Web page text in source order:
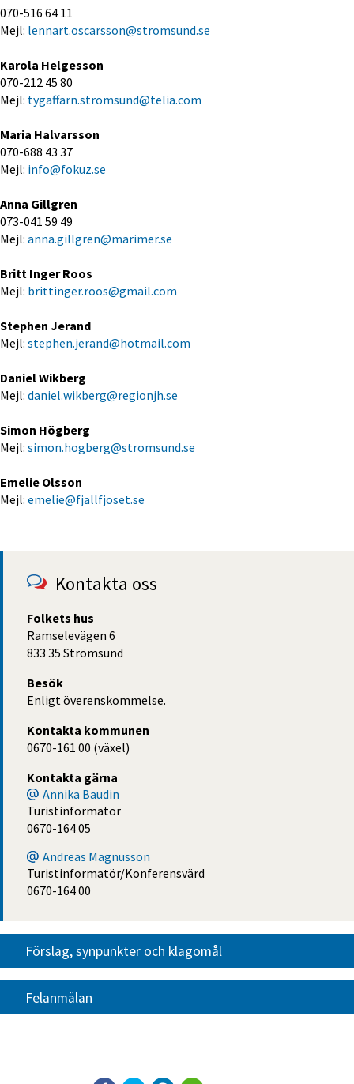
070-516 64 11
Mejl: lennart.oscarsson@stromsund.se
Karola Helgesson
070-212 45 80
Mejl: tygaffarn.stromsund@telia.com
Maria Halvarsson
070-688 43 37
Mejl: info@fokuz.se
Anna Gillgren
073-041 59 49
Mejl: anna.gillgren@marimer.se
Britt Inger Roos
Mejl: brittinger.roos@gmail.com
Stephen Jerand
Mejl: stephen.jerand@hotmail.com
Daniel Wikberg
Mejl: daniel.wikberg@regionjh.se
Simon Högberg
Mejl: simon.hogberg@stromsund.se
Emelie Olsson
Mejl: emelie@fjallfjoset.se
Kontakta oss
Folkets hus
Ramselevägen 6
833 35 Strömsund
Besök
Enligt överenskommelse.
Kontakta kommunen
0670-161 00 (växel)
Kontakta gärna
Annika Baudin
Turistinformatör
0670-164 05
Andreas Magnusson
Turistinformatör/Konferensvärd
0670-164 00
Förslag, synpunkter och klagomål
Felanmälan